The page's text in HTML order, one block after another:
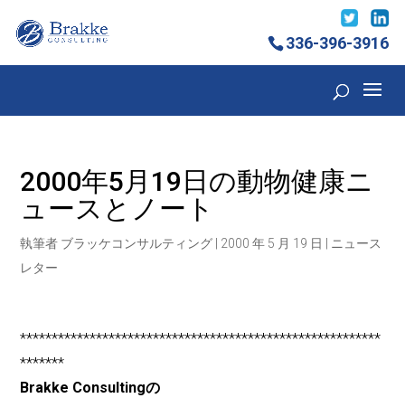
336-396-3916
2000年5月19日の動物健康ニ
ュースとノート
執筆者 ブラッケコンサルティング 2000 年 5 月 19 日
ニュース
レター
*********************************************************
*******
Brakke Consultingの